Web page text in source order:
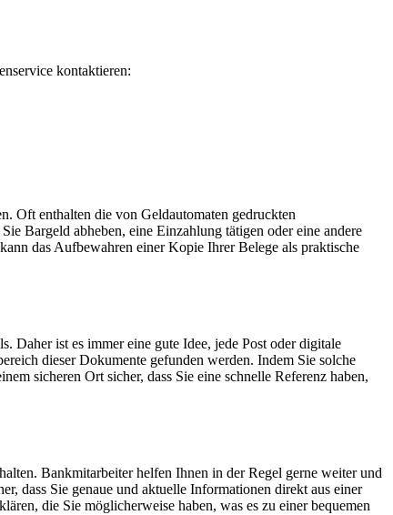
kontaktieren:
Oft enthalten die von Geldautomaten gedruckten
Bargeld abheben, eine Einzahlung tätigen oder eine andere
das Aufbewahren einer Kopie Ihrer Belege als praktische
ist es immer eine gute Idee, jede Post oder digitale
dieser Dokumente gefunden werden. Indem Sie solche
sicheren Ort sicher, dass Sie eine schnelle Referenz haben,
Bankmitarbeiter helfen Ihnen in der Regel gerne weiter und
dass Sie genaue und aktuelle Informationen direkt aus einer
die Sie möglicherweise haben, was es zu einer bequemen